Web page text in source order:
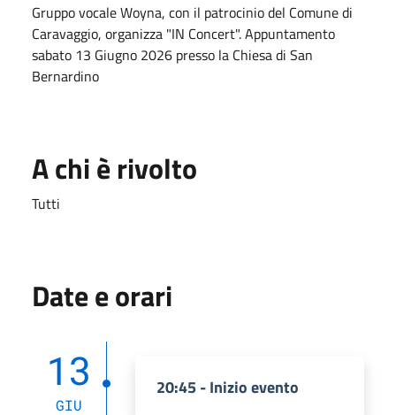
Gruppo vocale Woyna, con il patrocinio del Comune di
Caravaggio, organizza "IN Concert". Appuntamento
sabato 13 Giugno 2026 presso la Chiesa di San
Bernardino
A chi è rivolto
Tutti
Date e orari
13
GIU
20:45 - Inizio evento